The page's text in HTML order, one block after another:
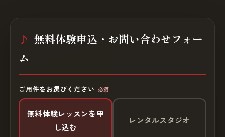
無料体験申込・お問い合わせフォー
ム
ご用件をお選びください 必須
無料体験レッスンを申
し込む
レンタルスタジオ